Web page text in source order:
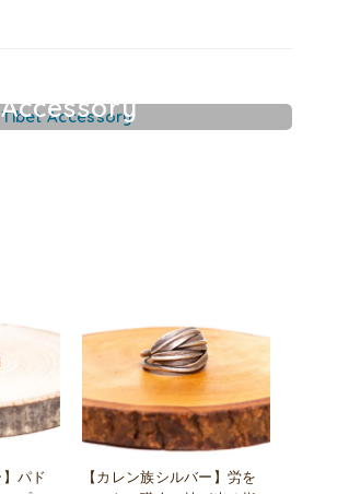
】パド
【カレン族シルバー】労を